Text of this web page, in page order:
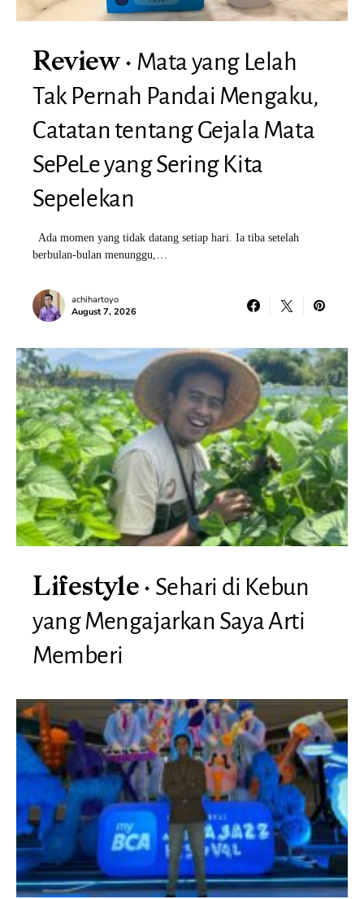
Review
Mata yang Lelah
Tak Pernah Pandai Mengaku,
Catatan tentang Gejala Mata
SePeLe yang Sering Kita
Sepelekan
Ada momen yang tidak datang setiap hari. Ia tiba setelah
berbulan-bulan menunggu,…
achihartoyo
August 7, 2026
Lifestyle
Sehari di Kebun
yang Mengajarkan Saya Arti
Memberi